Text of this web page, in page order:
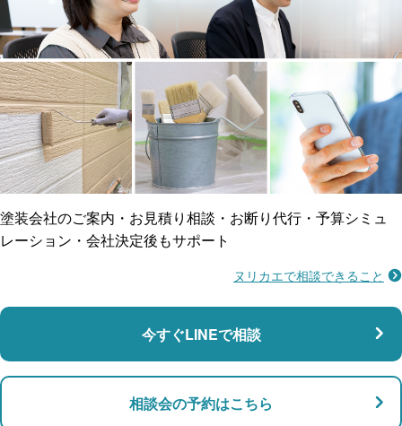
工事保険
ご近所トラブルに
賠償保険
支払い対応
雨漏り修繕
防水工事
マンション・アパート対応
店舗・事務所対応
塗装会社のご案内・お見積り相談・お断り代行・予算シミュ
レーション・会社決定後もサポート
ヌリカエで相談できること
今すぐLINEで相談
相談会の予約はこちら